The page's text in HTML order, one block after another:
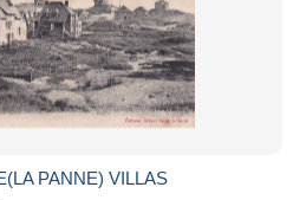
PANNE) VILLAS